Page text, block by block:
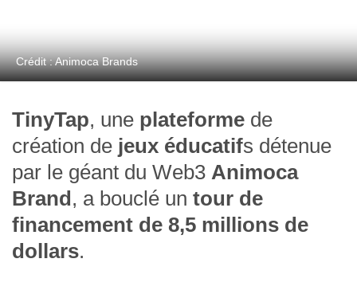
Crédit : Animoca Brands
TinyTap, une plateforme de
création de jeux éducatifs détenue
par le géant du Web3 Animoca
Brand , a bouclé un tour de
financement de 8,5 millions de
dollars.